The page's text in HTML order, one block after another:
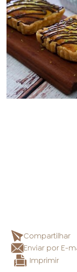
Compartilhar
Enviar por E-
Imprimir